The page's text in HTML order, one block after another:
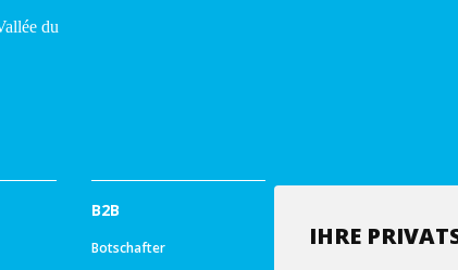
IHRE
B2B
Botschafter